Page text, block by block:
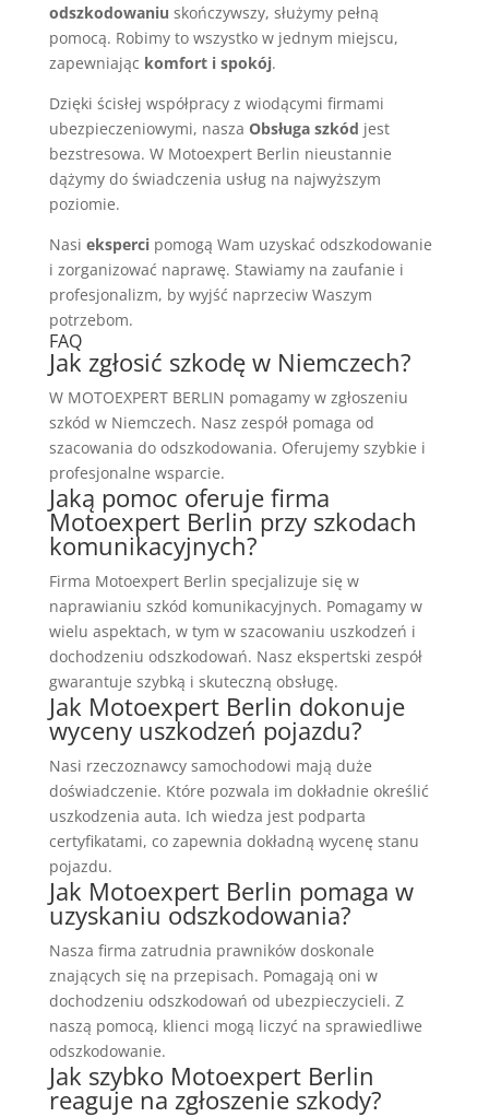
odszkodowaniu skończywszy, służymy pełną
pomocą. Robimy to wszystko w jednym miejscu,
zapewniając komfort i spokój.
Dzięki ścisłej współpracy z wiodącymi firmami
ubezpieczeniowymi, nasza Obsługa szkód jest
bezstresowa. W Motoexpert Berlin nieustannie
dążymy do świadczenia usług na najwyższym
poziomie.
Nasi ekspercipomogą Wam uzyskać odszkodowanie
i zorganizować naprawę. Stawiamy na zaufanie i
profesjonalizm, by wyjść naprzeciw Waszym
potrzebom.
FAQ
Jak zgłosić szkodę w Niemczech?
W MOTOEXPERT BERLIN pomagamy w zgłoszeniu
szkód w Niemczech. Nasz zespół pomaga od
szacowania do odszkodowania. Oferujemy szybkie i
profesjonalne wsparcie.
Jaką pomoc oferuje firma
Motoexpert Berlin przy szkodach
komunikacyjnych?
Firma Motoexpert Berlin specjalizuje się w
naprawianiu szkód komunikacyjnych. Pomagamy w
wielu aspektach, w tym w szacowaniu uszkodzeń i
dochodzeniu odszkodowań. Nasz ekspertski zespół
gwarantuje szybką i skuteczną obsługę.
Jak Motoexpert Berlin dokonuje
wyceny uszkodzeń pojazdu?
Nasi rzeczoznawcy samochodowi mają duże
doświadczenie. Które pozwala im dokładnie określić
uszkodzenia auta. Ich wiedza jest podparta
certyfikatami, co zapewnia dokładną wycenę stanu
pojazdu.
Jak Motoexpert Berlin pomaga w
uzyskaniu odszkodowania?
Nasza firma zatrudnia prawników doskonale
znających się na przepisach. Pomagają oni w
dochodzeniu odszkodowań od ubezpieczycieli. Z
naszą pomocą, klienci mogą liczyć na sprawiedliwe
odszkodowanie.
Jak szybko Motoexpert Berlin
reaguje na zgłoszenie szkody?